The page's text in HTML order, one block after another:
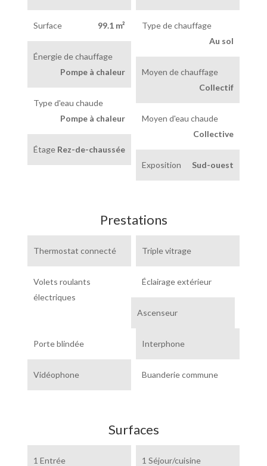
Surface 99.1 m²
Type de chauffage
Au sol
Énergie de chauffage
Pompe à chaleur
Moyen de chauffage
Collectif
Type d'eau chaude
Pompe à chaleur
Moyen d'eau chaude
Collective
Étage Rez-de-chaussée
Exposition
Sud-ouest
Prestations
Thermostat connecté Triple vitrage
Volets roulants
électriques
Éclairage extérieur
Ascenseur
Interphone
Porte blindée
Buanderie commune
Vidéophone
Surfaces
1 Entrée 1 Séjour/cuisine